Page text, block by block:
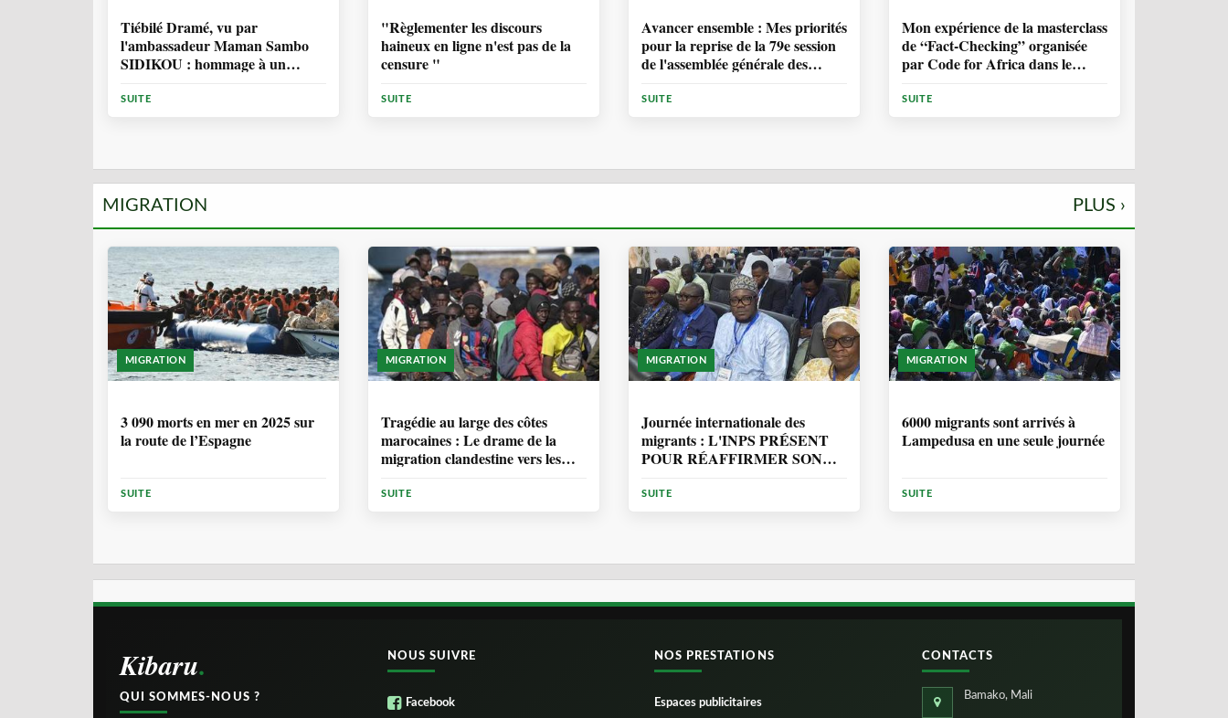
Tiébilé Dramé, vu par
l'ambassadeur Maman Sambo
SIDIKOU : hommage à un
d'inspiration
SUITE
"Règlementer les discours
haineux en ligne n'est pas de la
censure "
SUITE
Avancer ensemble : Mes priorités
pour la reprise de la 79e session
de l'assemblée générale des
SUITE
Mon expérience de la masterclass
de “Fact-Checking” organisée
par Code for Africa dans le
désinformation en Afrique
SUITE
MIGRATION PLUS ›
MIGRATION
3 090 morts en mer en 2025 sur
la route de l’Espagne
SUITE
MIGRATION
Tragédie au large des côtes
marocaines : Le drame de la
migration clandestine vers les
SUITE
MIGRATION
Journée internationale des
migrants : L'INPS PRÉSENT
POUR RÉAFFIRMER SON
MATIÈRE DE PROTECTION
SUITE
MIGRATION
6000 migrants sont arrivés à
Lampedusa en une seule journée
SUITE
Kibaru
QUI SOMMES-NOUS ?
NOUS SUIVRE
Facebook
NOS PRESTATIONS
Espaces publicitaires
CONTACTS
Bamako, Mali